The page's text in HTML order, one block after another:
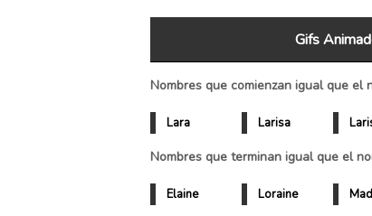
Gifs
Nombres que comienzan igual que el
Lara Larisa
Nombres que terminan igual que el
Elaine Loraine